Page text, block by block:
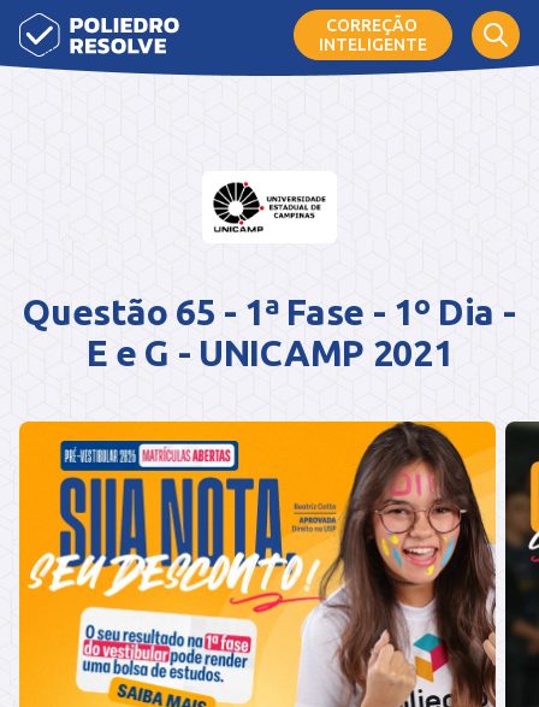
CORREÇÃO
INTELIGENTE
Questão 65 - 1ª Fase - 1º Dia -
E e G - UNICAMP 2021